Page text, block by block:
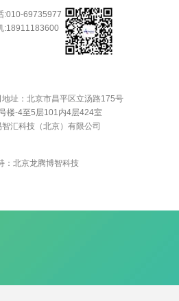
:010-69735977
:18911183600
地址：北京市昌平区立汤路175号
楼-4至5层101内4层424室
智汇科技（北京）有限公司
：北京龙腾博智科技